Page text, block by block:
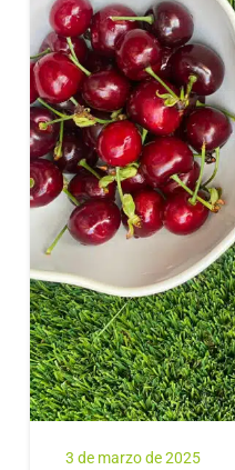
3 de marzo de 2025